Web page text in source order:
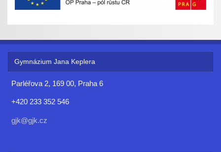
Gymnázium Jana Keplera
Parléřova 2, 169 00, Praha 6
+420 233 352 546
gjk@gjk.cz